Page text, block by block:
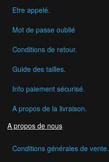
Etre appelé.
Mot de passe oublié
Conditions de retour.
Guide des tailles.
Info paiement sécurisé.
A propos de la livraison.
A propos de nous
Conditions générales de vente.